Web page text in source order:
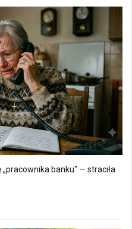
banku" — straciła